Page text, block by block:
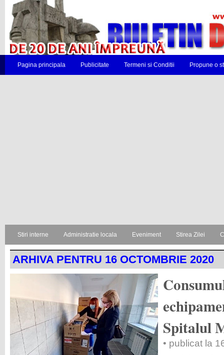
Pagina principala Publicitate Termeni si Conditii Propune o
Stiri interne Administratie locala Eveniment Stirea Zilei
ARHIVA PENTRU 16 OCTOMBRIE 2020
Spitalul
• publicat la